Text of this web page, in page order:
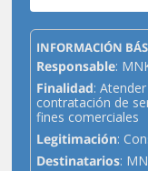
INFORMACIÓN
Responsable:
Finalidad:
contratación de
fines comerciales
Legitimación:
Destinatarios: